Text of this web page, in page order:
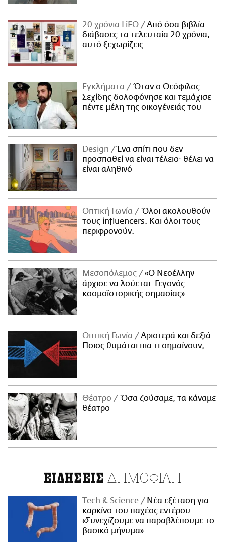
20 χρόνια LiFO
Από όσα βιβλία
διάβασες τα τελευταία 20 χρόνια,
αυτό ξεχωρίζεις
Εγκλήματα
Όταν ο Θεόφιλος
Σεχίδης δολοφόνησε και τεμάχισε
πέντε μέλη της οικογένειάς του
Design
Ένα σπίτι που δεν
προσπαθεί να είναι τέλειο· θέλει να
είναι αληθινό
Οπτική Γωνία
Όλοι ακολουθούν
τους influencers. Και όλοι τους
περιφρονούν.
Μεσοπόλεμος
«Ο Νεοέλλην
άρχισε να λούεται. Γεγονός
κοσμοϊστορικής σημασίας»
Οπτική Γωνία
Αριστερά και δεξιά:
Ποιος θυμάται πια τι σημαίνουν;
Θέατρο
Όσα ζούσαμε, τα κάναμε
θέατρο
ΕΙΔΗΣΕΙΣ ΔΗΜΟΦΙΛΗ
Τech & Science
Νέα εξέταση για
καρκίνο του παχέος εντέρου:
«Συνεχίζουμε να παραβλέπουμε το
βασικό μήνυμα»